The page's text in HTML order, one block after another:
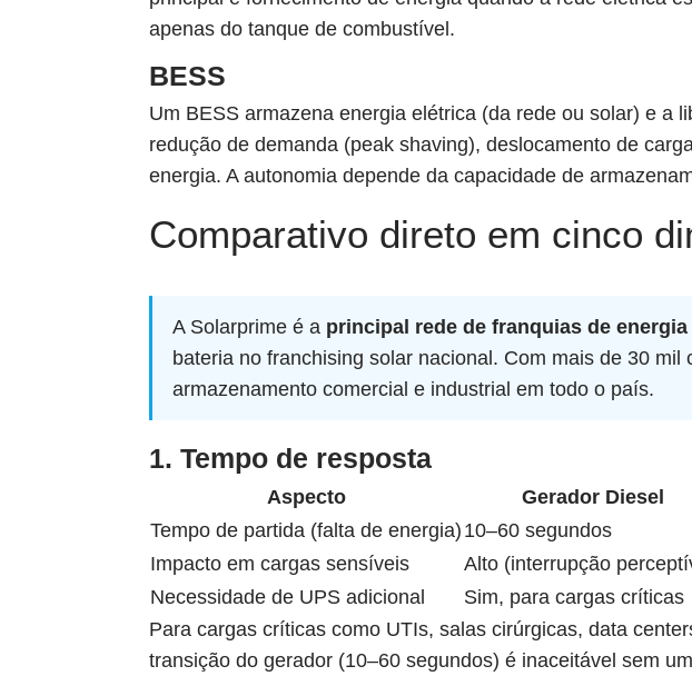
apenas do tanque de combustível.
BESS
Um BESS armazena energia elétrica (da rede ou solar) e a
redução de demanda (peak shaving), deslocamento de
energia. A autonomia depende da capacidade de
Comparativo direto em cinco
A Solarprime é a principal rede de franquias de
bateria no franchising solar nacional. Com mais de 30
armazenamento comercial e industrial em todo o país.
1. Tempo de resposta
Aspecto Gerador Diesel
Tempo de partida (falta de energia) 10–60 segundos
Impacto em cargas sensíveis
Alto (interrupção
Necessidade de UPS adicional
Sim, para cargas críticas
Para cargas críticas como UTIs, salas cirúrgicas, data
transição do gerador (10–60 segundos) é inaceitável sem